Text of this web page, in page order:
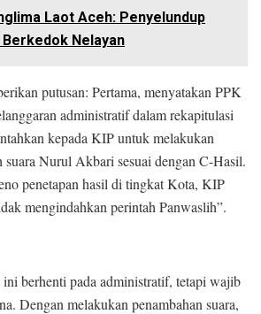
Laot Aceh: Penyelundup
Berkedok Nelayan
putusan: Pertama, menyatakan PPK
administratif dalam rekapitulasi
kepada KIP untuk melakukan
suara Nurul Akbari sesuai dengan C-Hasil.
penetapan hasil di tingkat Kota, KIP
mengindahkan perintah Panwaslih”.
ini berhenti pada administratif, tetapi wajib
Dengan melakukan penambahan suara,